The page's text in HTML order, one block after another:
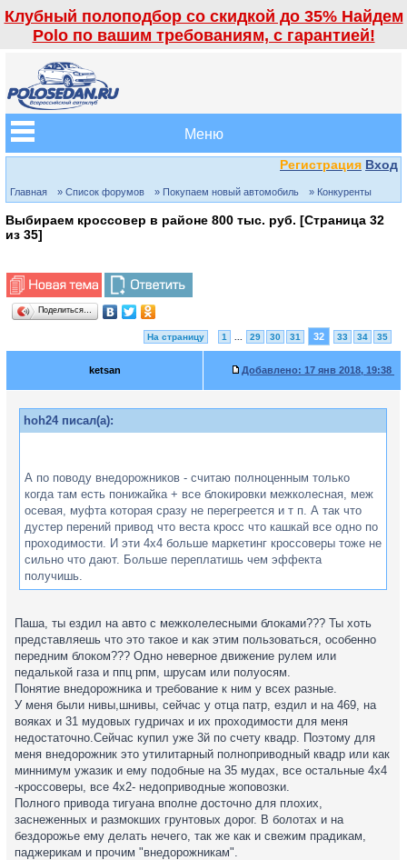
Клубный полоподбор со скидкой до 35% Найдем
Polo по вашим требованиям, с гарантией!
Меню
Регистрация Вход
Главная » Список форумов » Покупаем новый автомобиль » Конкуренты
Выбираем кроссовер в районе 800 тыс. руб. [Страница 32
из 35]
Поделиться…
На страницу 1 29 30 31 32 33 34 35
ketsan Добавлено: 17 янв 2018, 19:38
hoh24 писал(а):
А по поводу внедорожников - считаю полноценным только
когда там есть понижайка + все блокировки межколесная, меж
осевая, муфта которая сразу не перегреется и т п. А так что
дустер перений привод что веста кросс что кашкай все одно по
проходимости. И эти 4х4 больше маркетинг кроссоверы тоже не
сильно что дают. Больше переплатишь чем эффекта
получишь.
Паша, ты ездил на авто с межколелесными блоками??? Ты хоть
представляешь что это такое и как этим пользоваться, особенно
передним блоком??? Одно неверное движение рулем или
педалькой газа и ппц рпм, шрусам или полуосям.
Понятие внедорожника и требование к ним у всех разные.
У меня были нивы,шнивы, сейчас у отца патр, ездил и на 469, на
вояках и 31 мудовых гудричах и их проходимости для меня
недостаточно.Сейчас купил уже 3й по счету квадр. Поэтому для
меня внедорожник это утилитарный полноприводный квадр или как
миннимум ужазик и ему подобные на 35 мудах, все остальные 4х4
-кроссоверы, все 4х2- недоприводные жоповозки.
Полного привода тигуана вполне досточно для плохих,
заснеженных и размокших грунтовых дорог. В болотах и на
бездорожье ему делать нечего, так же как и свежим прадикам,
паджерикам и прочим "внедорожникам".